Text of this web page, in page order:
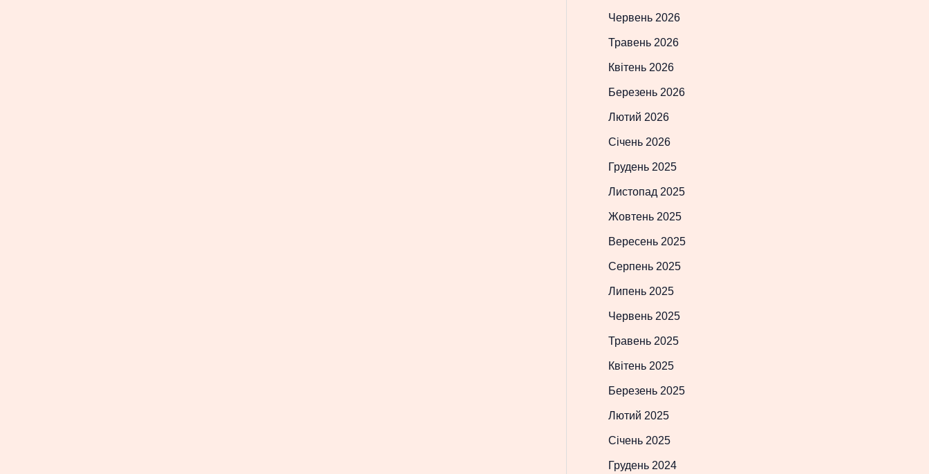
Червень 2026
Травень 2026
Квітень 2026
Березень 2026
Лютий 2026
Січень 2026
Грудень 2025
Листопад 2025
Жовтень 2025
Вересень 2025
Серпень 2025
Липень 2025
Червень 2025
Травень 2025
Квітень 2025
Березень 2025
Лютий 2025
Січень 2025
Грудень 2024